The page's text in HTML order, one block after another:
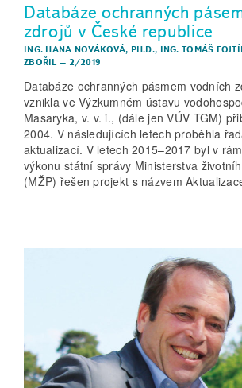
Databáze ochranných
zdrojů v České republice
ING. HANA NOVÁKOVÁ, PH.D., ING. TOMÁŠ
ZBOŘIL – 2/2019
Databáze ochranných pásmem vodních
vznikla ve Výzkumném ústavu
Masaryka, v. v. i., (dále jen VÚV TGM)
2004. V následujících letech proběhla
aktualizací. V letech 2015–2017 byl v
výkonu státní správy Ministerstva
(MŽP) řešen projekt s názvem